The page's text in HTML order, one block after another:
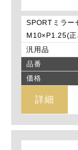
SPORTミラー
M10×P1.25(
汎用品
品番
価格
詳細